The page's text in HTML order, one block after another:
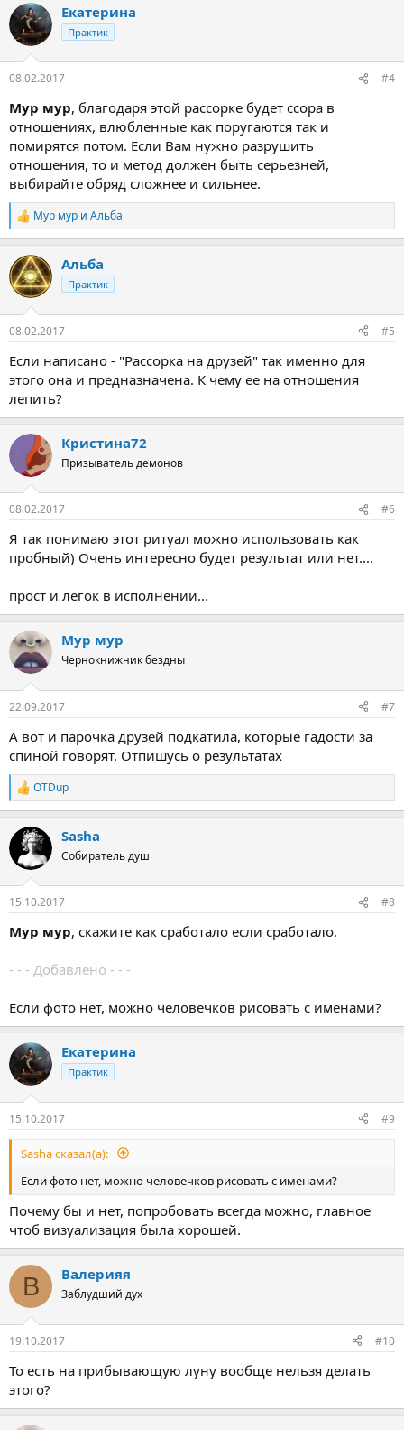
Екатерина
Практик
08.02.2017 #4
Мур мур, благодаря этой рассорке будет ссора в
отношениях, влюбленные как поругаются так и
помирятся потом. Если Вам нужно разрушить
отношения, то и метод должен быть серьезней,
выбирайте обряд сложнее и сильнее.
Р
е
к
ц
и
Мур мур и Альба
Альба
Практик
08.02.2017 #5
Если написано - "Рассорка на друзей" так именно для
этого она и предназначена. К чему ее на отношения
лепить?
Кристина72
Призыватель демонов
08.02.2017 #6
Я так понимаю этот ритуал можно использовать как
пробный) Очень интересно будет результат или нет....
прост и легок в исполнении...
Мур мур
Чернокнижник бездны
22.09.2017 #7
А вот и парочка друзей подкатила, которые гадости за
спиной говорят. Отпишусь о результатах
Р
е
к
ц
и
OTDup
Sasha
Собиратель душ
15.10.2017 #8
Мур мур, скажите как сработало если сработало.
- - - Добавлено - - -
Если фото нет, можно человечков рисовать с именами?
Екатерина
Практик
15.10.2017 #9
Sasha сказал(а):
Если фото нет, можно человечков рисовать с именами?
Почему бы и нет, попробовать всегда можно, главное
чтоб визуализация была хорошей.
В Валерияя
Заблудший дух
19.10.2017 #10
То есть на прибывающую луну вообще нельзя делать
этого?